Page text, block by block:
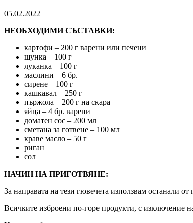
05.02.2022
НЕОБХОДИМИ СЪСТАВКИ:
картофи – 200 г варени или печени
шунка – 100 г
луканка – 100 г
маслини – 6 бр.
сирене – 100 г
кашкавал – 250 г
пържола – 200 г на скара
яйца – 4 бр. варени
доматен сос – 200 мл
сметана за готвене – 100 мл
краве масло – 50 г
риган
сол
НАЧИН НА ПРИГОТВЯНЕ:
За направата на тези гювечета използвам останали
Всичките изброени по-горе продукти, с изключение